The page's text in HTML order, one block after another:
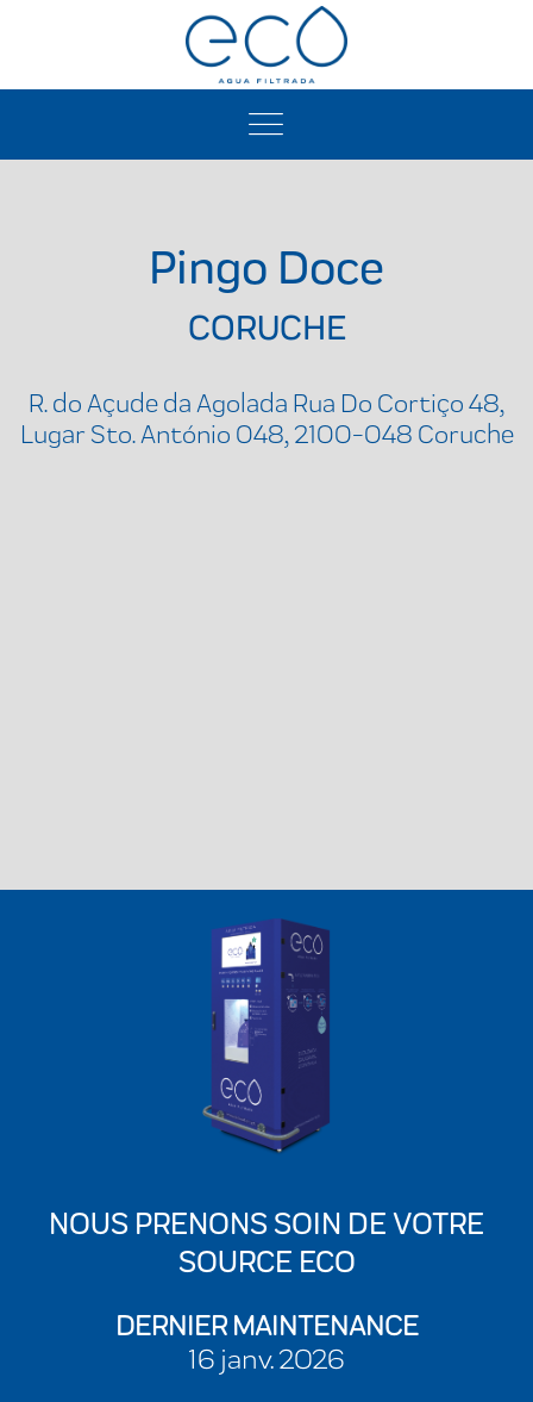
Pingo Doce
CORUCHE
R. do Açude da Agolada Rua Do Cortiço 48,
Lugar Sto. António 048, 2100-048 Coruche
NOUS PRENONS SOIN DE VOTRE
SOURCE ECO
DERNIER MAINTENANCE
16 janv. 2026